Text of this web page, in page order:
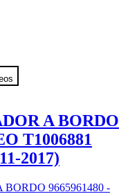
A BORDO
T1006881
2017)